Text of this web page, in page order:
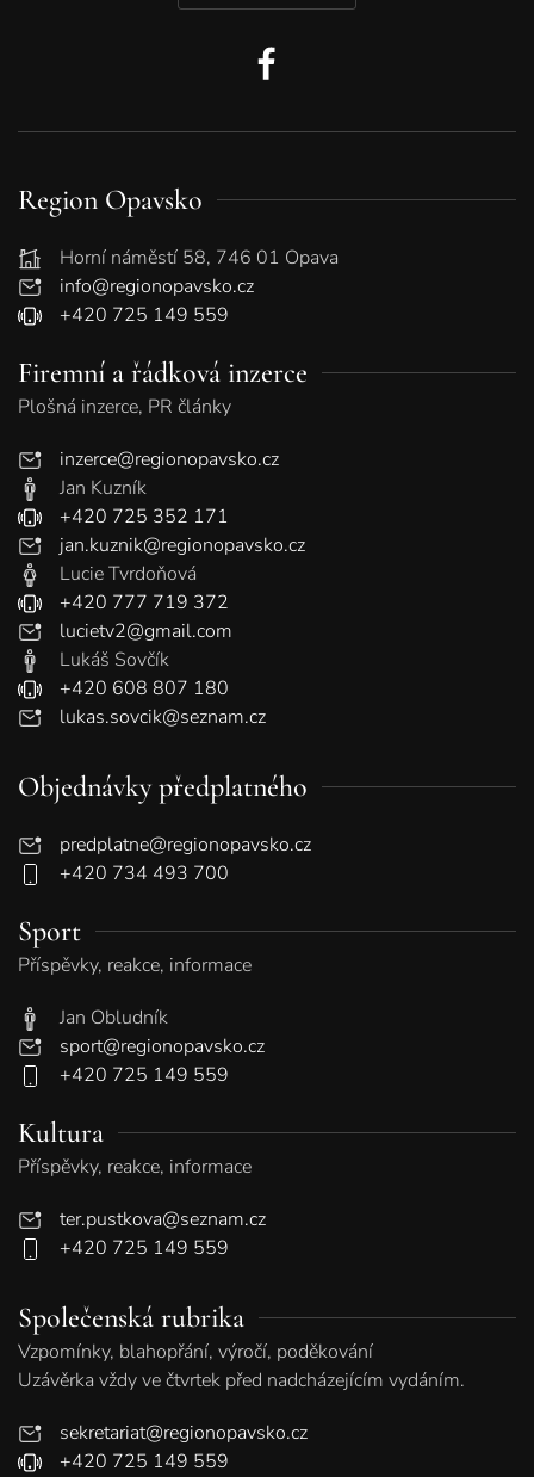
Region Opavsko
Horní náměstí 58, 746 01 Opava
info@regionopavsko.cz
+420 725 149 559
Firemní a řádková inzerce
Plošná inzerce, PR články
inzerce@regionopavsko.cz
Jan Kuzník
+420 725 352 171
jan.kuznik@regionopavsko.cz
Lucie Tvrdoňová
+420 777 719 372
lucietv2@gmail.com
Lukáš Sovčík
+420 608 807 180
lukas.sovcik@seznam.cz
Objednávky předplatného
predplatne@regionopavsko.cz
+420 734 493 700
Sport
Příspěvky, reakce, informace
Jan Obludník
sport@regionopavsko.cz
+420 725 149 559
Kultura
Příspěvky, reakce, informace
ter.pustkova@seznam.cz
+420 725 149 559
Společenská rubrika
Vzpomínky, blahopřání, výročí, poděkování
Uzávěrka vždy ve čtvrtek před nadcházejícím vydáním.
sekretariat@regionopavsko.cz
+420 725 149 559